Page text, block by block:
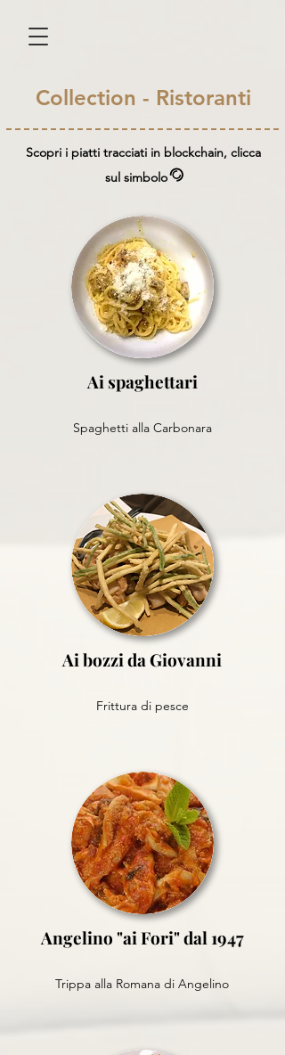
Collection - Ristoranti
Scopri i piatti tracciati in blockchain, clicca
sul simbolo@
Ai spaghettari
Spaghetti alla Carbonara
Ai bozzi da Giovanni
Frittura di pesce
Angelino "ai Fori" dal 1947
Trippa alla Romana di Angelino